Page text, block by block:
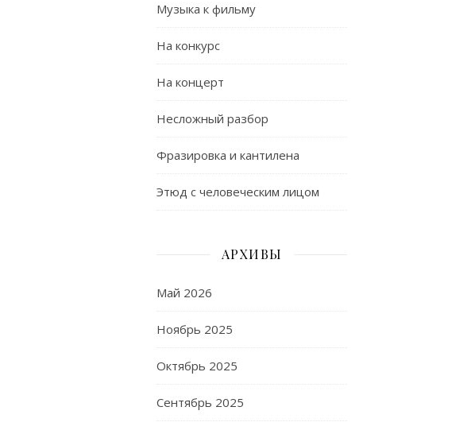
Музыка к фильму
На конкурс
На концерт
Несложный разбор
Фразировка и кантилена
Этюд с человеческим лицом
АРХИВЫ
Май 2026
Ноябрь 2025
Октябрь 2025
Сентябрь 2025